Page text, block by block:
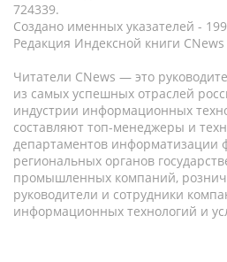
724339.
Создано именных указателей -
Редакция Индексной книги CNews
Читатели CNews — это
из самых успешных отраслей
индустрии информационных
составляют топ-менеджеры и
департаментов информатизации
региональных органов
промышленных компаний,
руководители и сотрудники
информационных технологий и